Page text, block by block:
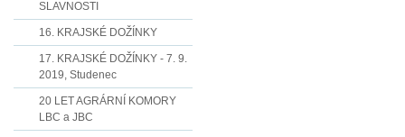
SLAVNOSTI
16. KRAJSKÉ DOŽÍNKY
17. KRAJSKÉ DOŽÍNKY - 7. 9.
2019, Studenec
20 LET AGRÁRNÍ KOMORY
LBC a JBC